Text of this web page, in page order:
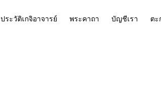
ประวัติเกจิอาจารย์ พระคาถา บัญชีเรา ตะ